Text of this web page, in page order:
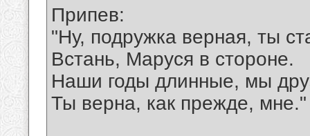
Припев:
"Hу, подружка верная, ты
Встань, Маруся в стороне.
Hаши годы длинные, мы
Ты верна, как прежде, мне."